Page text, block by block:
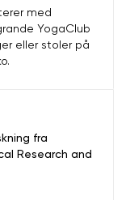
fra
Research and
med
YogaClub
eller stoler på